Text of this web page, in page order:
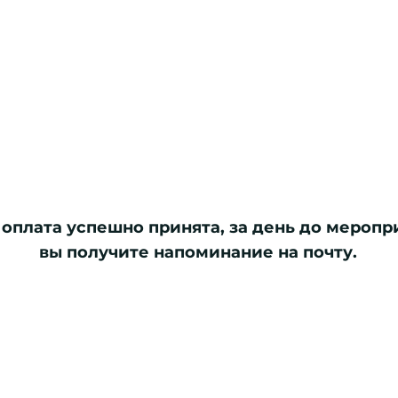
успешно принята, за день до
вы получите напоминание на почту.